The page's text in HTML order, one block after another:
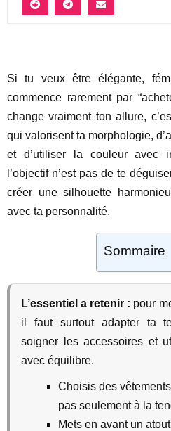
Si tu veux être élégante,
commence rarement par
change vraiment ton allure,
qui valorisent ta morphologie,
et d’utiliser la couleur avec
l’objectif n’est pas de te
créer une silhouette
avec ta personnalité.
Sommaire
L’essentiel a retenir : pour
il faut surtout adapter ta
soigner les accessoires et
avec équilibre.
Choisis des
pas seulement à la
Mets en avant un